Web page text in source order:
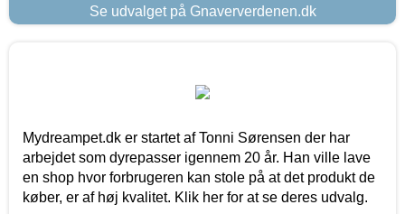
Se udvalget på Gnaververdenen.dk
Mydreampet.dk er startet af Tonni Sørensen der har
arbejdet som dyrepasser igennem 20 år. Han ville lave
en shop hvor forbrugeren kan stole på at det produkt de
køber, er af høj kvalitet. Klik her for at se deres udvalg.